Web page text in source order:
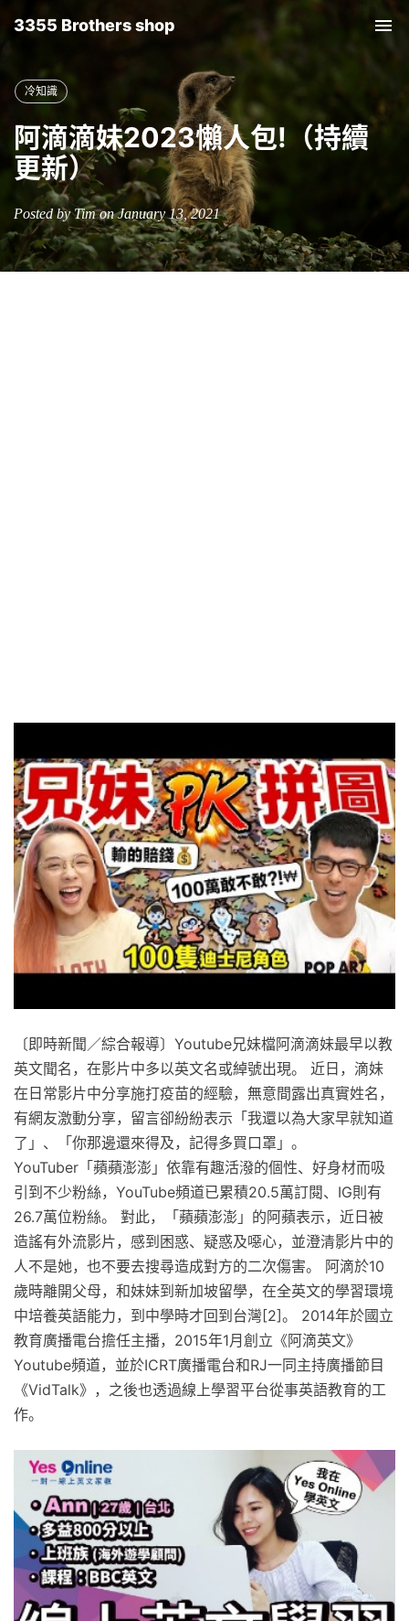
3355 Brothers shop
冷知識
阿滴滴妹2023懶人包!（持續
更新）
Posted by Tim on January 13, 2021
〔即時新聞／綜合報導〕Youtube兄妹檔阿滴滴妹最早以教
英文聞名，在影片中多以英文名或綽號出現。 近日，滴妹
在日常影片中分享施打疫苗的經驗，無意間露出真實姓名，
有網友激動分享，留言卻紛紛表示「我還以為大家早就知道
了」、「你那邊還來得及，記得多買口罩」。
YouTuber「蘋蘋澎澎」依靠有趣活潑的個性、好身材而吸
引到不少粉絲，YouTube頻道已累積20.5萬訂閱、IG則有
26.7萬位粉絲。 對此，「蘋蘋澎澎」的阿蘋表示，近日被
造謠有外流影片，感到困惑、疑惑及噁心，並澄清影片中的
人不是她，也不要去搜尋造成對方的二次傷害。 阿滴於10
歲時離開父母，和妹妹到新加坡留學，在全英文的學習環境
中培養英語能力，到中學時才回到台灣[2]。 2014年於國立
教育廣播電台擔任主播，2015年1月創立《阿滴英文》
Youtube頻道，並於ICRT廣播電台和RJ一同主持廣播節目
《VidTalk》，之後也透過線上學習平台從事英語教育的工
作。